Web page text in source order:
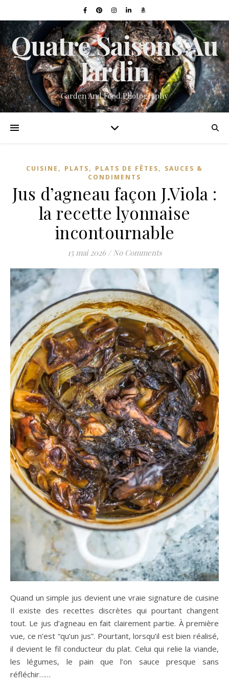
Quatre Saisons Au
Jardin
Garden And Food Photography
CUISINE , PLATS, PLATS DE FÊTES, SAUCES &
CONDIMENTS
Jus d’agneau façon J.Viola :
la recette lyonnaise
incontournable
15 mai 2026 / No Comments
Quand un simple jus devient une vraie signature de cuisine
Il existe des recettes discrètes qui pourtant changent
tout. Le jus d’agneau en fait clairement partie. À première
vue, ce n’est “qu’un jus”. Pourtant, lorsqu’il est bien réalisé,
il devient le fil conducteur du plat. Celui qui relie la viande,
les légumes, le pain que l’on sauce presque sans
réfléchir……